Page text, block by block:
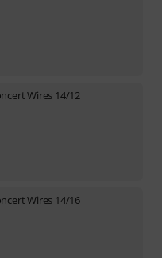
Wires 14/12
Wires 14/16